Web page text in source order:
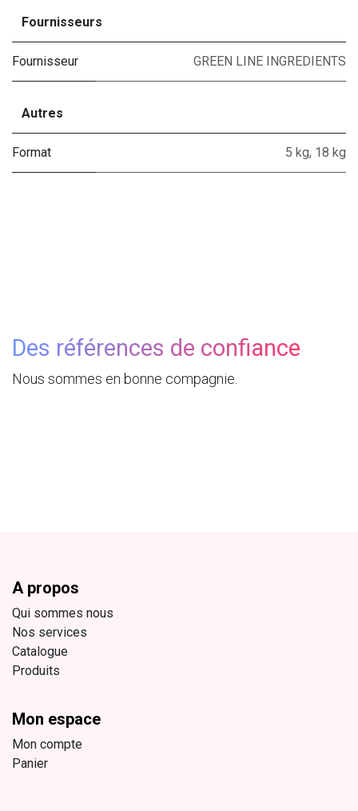
Fournisseurs
Fournisseur GREEN LINE INGREDIENTS
Autres
Format 5 kg, 18 kg
Des références de confiance
Nous sommes en bonne compagnie.
A propos
Qui sommes nous
Nos services
Catalogue
Produits
Mon espace
Mon compte
Panier